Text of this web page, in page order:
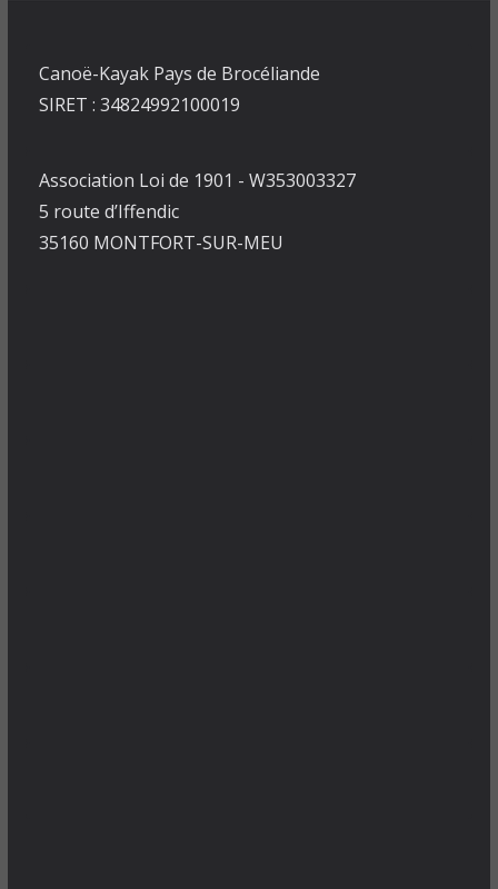
Canoë-Kayak Pays de Brocéliande
SIRET : 34824992100019
Association Loi de 1901 - W353003327
5 route d’Iffendic
35160 MONTFORT-SUR-MEU